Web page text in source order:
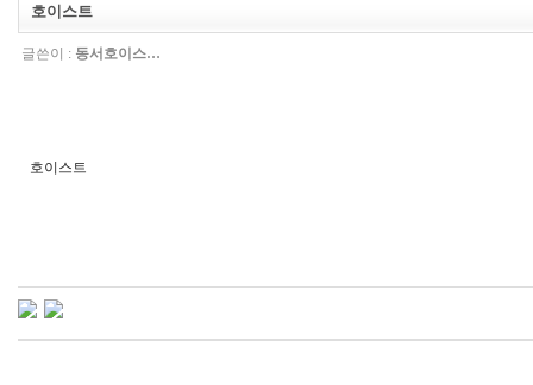
호이스트
글쓴이 : 동서호이스…
호이스트